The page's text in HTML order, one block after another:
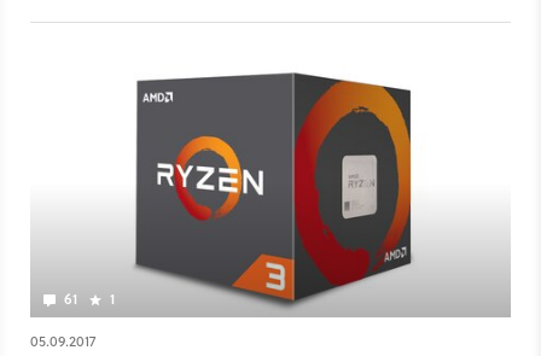
61 1
05.09.2017